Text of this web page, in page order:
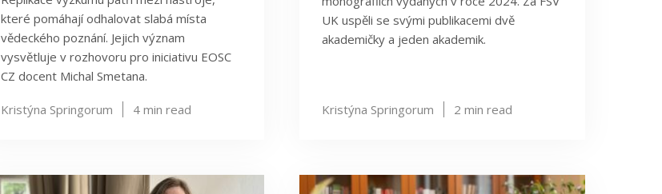
které pomáhají odhalovat slabá místa
vědeckého poznání. Jejich význam
vysvětluje v rozhovoru pro iniciativu EOSC
CZ docent Michal Smetana.
Kristýna Springorum 4 min read
UK uspěli se svými publikacemi dvě
akademičky a jeden akademik.
Kristýna Springorum 2 min read